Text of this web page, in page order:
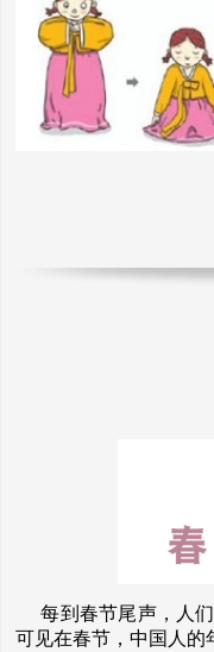
每到春节尾声，人们
可见在春节，中国人的